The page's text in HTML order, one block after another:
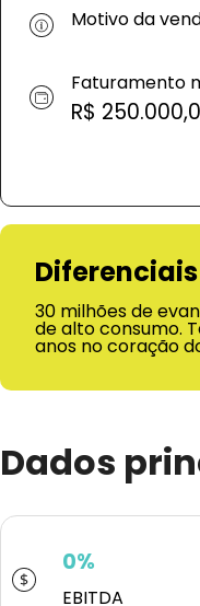
Motivo da
Faturamento
R$
30 milhões de
de alto consumo.
anos no coração
Dados
0%
EBITDA